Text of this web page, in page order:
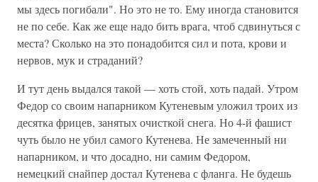
мы здесь погибали". Но это не то. Ему иногда становится
не по себе. Как же еще надо бить врага, чтоб сдвинуться с
места? Сколько на это понадобится сил и пота, крови и
нервов, мук и страданий?
И тут день выдался такой — хоть стой, хоть падай. Утром
Федор со своим напарником Кутеневым уложил троих из
десятка фрицев, занятых очисткой снега. Но 4-й фашист
чуть было не убил самого Кутенева. Не замеченный ни
напарником, и что досадно, ни самим Федором,
немецкий снайпер достал Кутенева с фланга. Не будешь